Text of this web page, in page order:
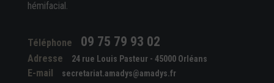
hémifacial.
Téléphone 09 75 79 93 02
Adresse 24 rue Louis Pasteur - 45000 Orléans
E-mail secretariat.amadys@amadys.fr